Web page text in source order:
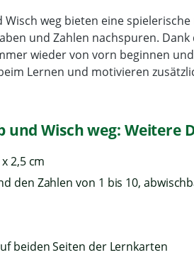
Wisch weg bieten eine
und Zahlen nachspuren.
wieder von vorn beginnen
Lernen und motivieren
und Wisch weg: Weitere
2,5 cm
den Zahlen von 1 bis 10,
beiden Seiten der Lernkarten